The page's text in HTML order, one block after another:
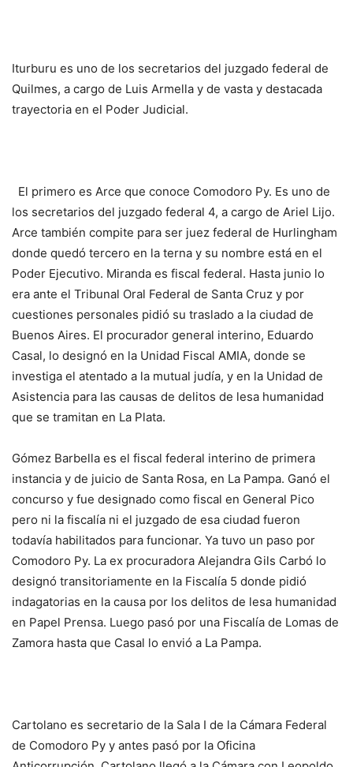
Iturburu es uno de los secretarios del juzgado federal de
Quilmes, a cargo de Luis Armella y de vasta y destacada
trayectoria en el Poder Judicial.
El primero es Arce que conoce Comodoro Py. Es uno de
los secretarios del juzgado federal 4, a cargo de Ariel Lijo.
Arce también compite para ser juez federal de Hurlingham
donde quedó tercero en la terna y su nombre está en el
Poder Ejecutivo. Miranda es fiscal federal. Hasta junio lo
era ante el Tribunal Oral Federal de Santa Cruz y por
cuestiones personales pidió su traslado a la ciudad de
Buenos Aires. El procurador general interino, Eduardo
Casal, lo designó en la Unidad Fiscal AMIA, donde se
investiga el atentado a la mutual judía, y en la Unidad de
Asistencia para las causas de delitos de lesa humanidad
que se tramitan en La Plata.
Gómez Barbella es el fiscal federal interino de primera
instancia y de juicio de Santa Rosa, en La Pampa. Ganó el
concurso y fue designado como fiscal en General Pico
pero ni la fiscalía ni el juzgado de esa ciudad fueron
todavía habilitados para funcionar. Ya tuvo un paso por
Comodoro Py. La ex procuradora Alejandra Gils Carbó lo
designó transitoriamente en la Fiscalía 5 donde pidió
indagatorias en la causa por los delitos de lesa humanidad
en Papel Prensa. Luego pasó por una Fiscalía de Lomas de
Zamora hasta que Casal lo envió a La Pampa.
Cartolano es secretario de la Sala I de la Cámara Federal
de Comodoro Py y antes pasó por la Oficina